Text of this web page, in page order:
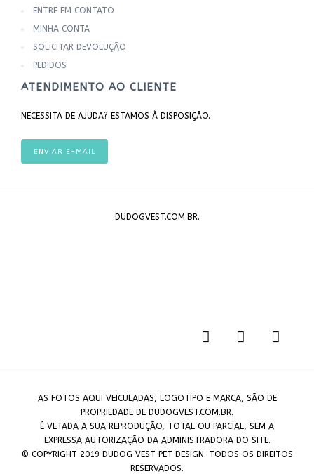
ENTRE EM CONTATO
MINHA CONTA
SOLICITAR DEVOLUÇÃO
PEDIDOS
ATENDIMENTO AO CLIENTE
NECESSITA DE AJUDA? ESTAMOS À DISPOSIÇÃO.
ENVIAR E-MAIL
DUDOGVEST.COM.BR.
AS FOTOS AQUI VEICULADAS, LOGOTIPO E MARCA, SÃO DE
PROPRIEDADE DE DUDOGVEST.COM.BR.
É VETADA A SUA REPRODUÇÃO, TOTAL OU PARCIAL, SEM A
EXPRESSA AUTORIZAÇÃO DA ADMINISTRADORA DO SITE.
© COPYRIGHT 2019 DUDOG VEST PET DESIGN. TODOS OS DIREITOS
RESERVADOS.